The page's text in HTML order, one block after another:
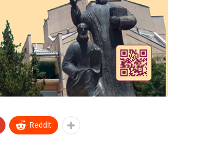
ReddIt